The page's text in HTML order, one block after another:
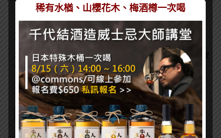
訂閱一飲樂酒誌電子報
喜歡我們的內容嗎？在此訂閱電子報，掌握最新酒聞和獨家
會員優惠吧！
稀有水楢、山櫻花木、梅酒樽一次喝